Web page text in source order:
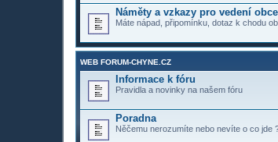
Náměty a vzkazy pro vedení obce
Máte nápad, připomínku, dotaz k chodu
WEB FORUM-CHYNE.CZ
Informace k fóru
Pravidla a novinky na našem fóru
Poradna
Něčemu nerozumíte nebo nevíte o co jde